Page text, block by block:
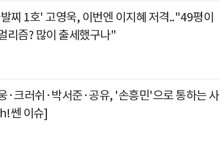
찌 1호' 고영욱, 이번엔 이지혜 저격.."49평이
리즘? 많이 출세했구나"
·크러쉬·박서준·공유, '손흥민'으로 통하는 사
쎈 이슈]